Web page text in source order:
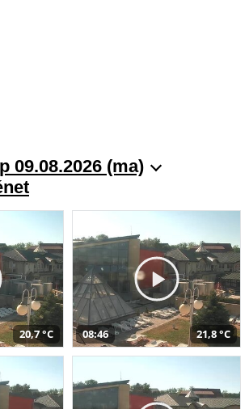
09.08.2026 (ma)
20,7 °C 08:46 21,8 °C